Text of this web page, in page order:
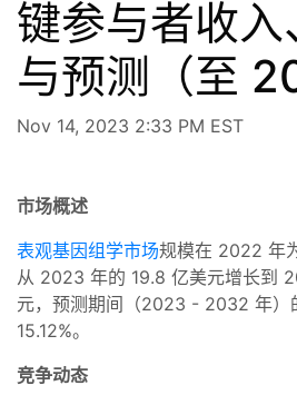
键参与者收入
与预测（至
Nov 14, 2023 2:33 PM EST
市场概述
表观基因组学市场规模在 2022 年
从 2023 年的 19.8 亿美元增长到
元，预测期间（2023 - 2032 年）
15.12%。
竞争动态